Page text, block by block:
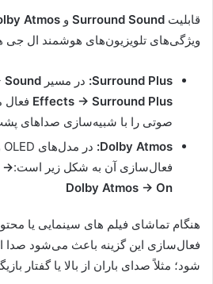
قابلیت Surround Sound و Atmos
ویژگی‌های تلویزیون‌های هوشمند ال جی
Surround Plus: در مسیر
Effects → Surround Plus
صوتی را با شبیه‌سازی صداهای
Dolby Atmos:
فعال‌سازی آن به شکل زیر است:→
Dolby Atmos → On
فعال‌سازی این گزینه باعث می‌شود
شود؛ مثلاً صدای باران از بالا یا گفتار